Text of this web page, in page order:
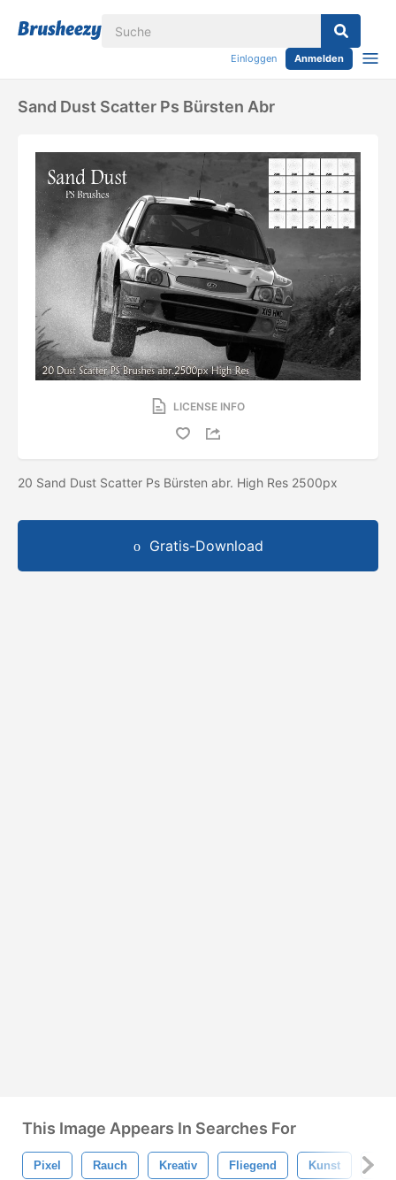
Einloggen Anmelden
Sand Dust Scatter Ps Bürsten Abr
LICENSE INFO
20 Sand Dust Scatter Ps Bürsten abr. High Res 2500px
Gratis-Download
This Image Appears In Searches For
Pixel Rauch Kreativ Fliegend Kunst